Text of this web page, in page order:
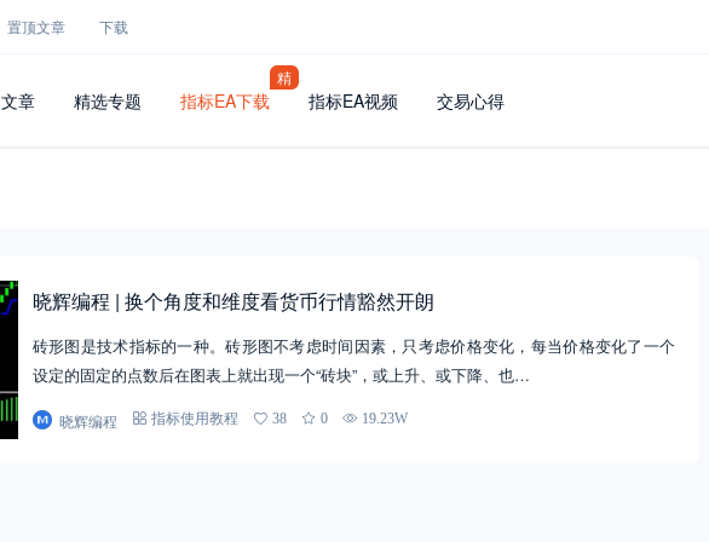
置顶文章 下载
文章 精选专题 指标EA下载
精
指标EA视频 交易心得
晓辉编程 | 换个角度和维度看货币行情豁然开朗
砖形图是技术指标的一种。砖形图不考虑时间因素，只考虑价格变化，每当价格变化了一个
设定的固定的点数后在图表上就出现一个“砖块”，或上升、或下降、也…
晓辉编程 指标使用教程 38 0 19.23W